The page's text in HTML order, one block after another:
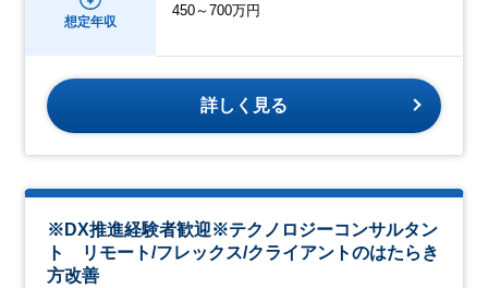
想定年収
450～700万円
詳しく見る
※DX推進経験者歓迎※テクノロジーコンサルタン
ト リモート/フレックス/クライアントのはたらき
方改善